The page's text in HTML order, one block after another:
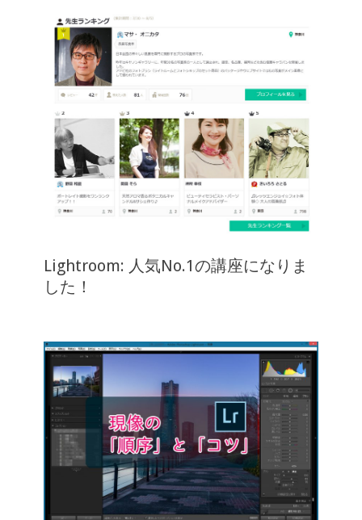
Lightroom: 人気No.1の講座になりま
した！